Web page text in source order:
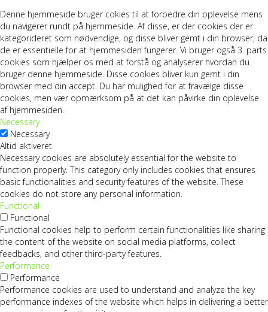
Denne hjemmeside bruger cokies til at forbedre din oplevelse mens
du navigerer rundt på hjemmeside. Af disse, er der cookies der er
kategorideret som nødvendige, og disse bliver gemt i din browser, da
de er essentielle for at hjemmesiden fungerer. Vi bruger også 3. parts
cookies som hjælper os med at forstå og analyserer hvordan du
bruger denne hjemmeside. Disse cookies bliver kun gemt i din
browser med din accept. Du har mulighed for at fravælge disse
cookies, men vær opmærksom på at det kan påvirke din oplevelse
af hjemmesiden.
Necessary
Necessary
Altid aktiveret
Necessary cookies are absolutely essential for the website to
function properly. This category only includes cookies that ensures
basic functionalities and security features of the website. These
cookies do not store any personal information.
Functional
Functional
Functional cookies help to perform certain functionalities like sharing
the content of the website on social media platforms, collect
feedbacks, and other third-party features.
Performance
Performance
Performance cookies are used to understand and analyze the key
performance indexes of the website which helps in delivering a better